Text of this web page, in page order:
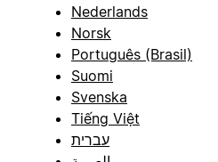
Nederlands
Norsk
Português (Brasil)
Suomi
Svenska
Tiếng Việt
עברית